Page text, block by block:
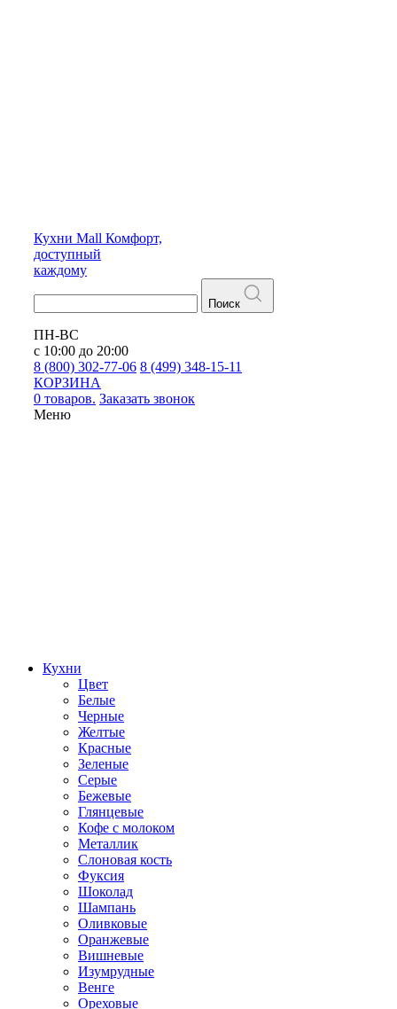
Кухни Mall Комфорт,
доступный
каждому
Поиск
ПН-ВС
с 10:00 до 20:00
8 (800) 302-77-06 8 (499) 348-15-11
КОРЗИНА
0 товаров. Заказать звонок
Меню
Кухни
Цвет
Белые
Черные
Желтые
Красные
Зеленые
Серые
Бежевые
Глянцевые
Кофе с молоком
Металлик
Слоновая кость
Фуксия
Шоколад
Шампань
Оливковые
Оранжевые
Вишневые
Изумрудные
Венге
Ореховые